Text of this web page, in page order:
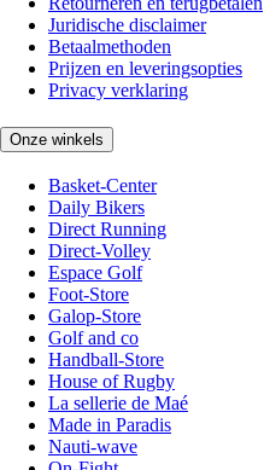
Juridische disclaimer
Betaalmethoden
Prijzen en leveringsopties
Privacy verklaring
Onze winkels
Basket-Center
Daily Bikers
Direct Running
Direct-Volley
Espace Golf
Foot-Store
Galop-Store
Golf and co
Handball-Store
House of Rugby
La sellerie de Maé
Made in Paradis
Nauti-wave